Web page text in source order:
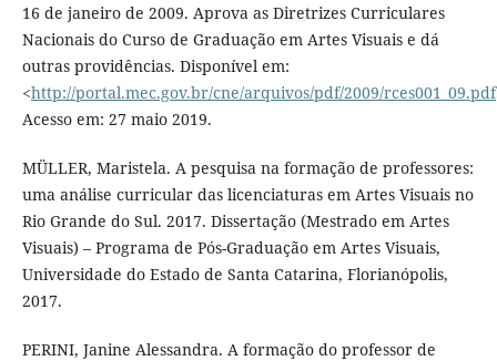
16 de janeiro de 2009. Aprova as Diretrizes Curriculares
Nacionais do Curso de Graduação em Artes Visuais e dá
outras providências. Disponível em:
<http://portal.mec.gov.br/cne/arquivos/pdf/2009/rces001_09.pdf
Acesso em: 27 maio 2019.
MÜLLER, Maristela. A pesquisa na formação de professores:
uma análise curricular das licenciaturas em Artes Visuais no
Rio Grande do Sul. 2017. Dissertação (Mestrado em Artes
Visuais) – Programa de Pós-Graduação em Artes Visuais,
Universidade do Estado de Santa Catarina, Florianópolis,
2017.
PERINI, Janine Alessandra. A formação do professor de